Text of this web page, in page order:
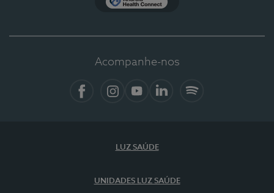
Acompanhe-nos
LUZ SAÚDE
UNIDADES LUZ SAÚDE